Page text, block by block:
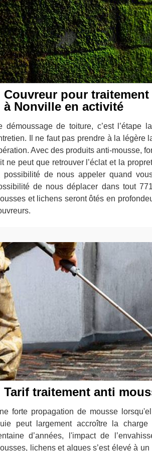
Couvreur pour
à Nonville en activité
démoussage de toiture, c’est l’étape
Il ne faut pas prendre à la légère
Avec des produits anti-mousse,
ne peut que retrouver l’éclat et la
possibilité de nous appeler quand
de nous déplacer dans tout
et lichens seront ôtés en
Tarif traitement anti
forte propagation de mousse
peut largement accroître la
d’années, l'impact de
lichens et algues s’est élevé à